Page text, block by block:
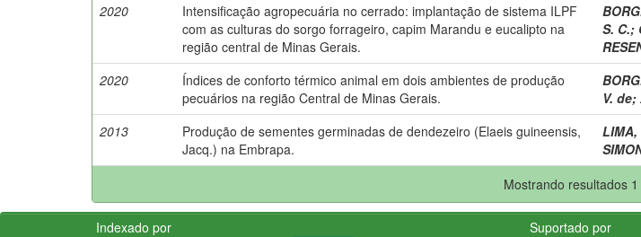
2020
Intensificação agropecuária no cerrado: implantação de sistema ILPF
com as culturas do sorgo forrageiro, capim Marandu e eucalipto na
região central de Minas Gerais.
S. C.;
2020
Índices de conforto térmico animal em dois ambientes de produção
pecuários na região Central de Minas Gerais.
V. de;
2013
Produção de sementes germinadas de dendezeiro (Elaeis guineensis,
Jacq.) na Embrapa.
LIMA,
Mostrando resultados
Indexado por Suportado por